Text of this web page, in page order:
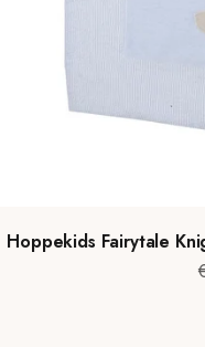
Hoppekids Fairytale